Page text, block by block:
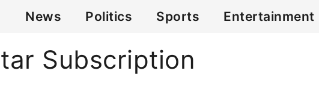
News Politics Sports Entertainment
Subscription